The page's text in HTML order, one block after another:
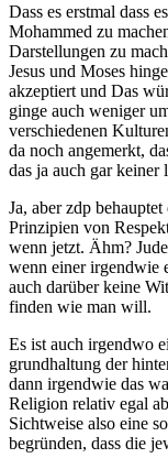
Dass es erstmal dass
Mohammed zu
Darstellungen zu
Jesus und Moses
akzeptiert und Das
ginge auch weniger
verschiedenen
da noch angemerkt,
das ja auch gar keiner
Ja, aber zdp
Prinzipien von
wenn jetzt. Ähm?
wenn einer irgendwie
auch darüber keine
finden wie man will.
Es ist auch irgendwo
grundhaltung der
dann irgendwie das
Religion relativ egal
Sichtweise also eine
begründen, dass die